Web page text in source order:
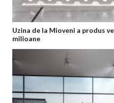
Uzina de la Mioveni a produs
milioane